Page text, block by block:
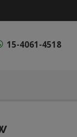
15-4061-4518